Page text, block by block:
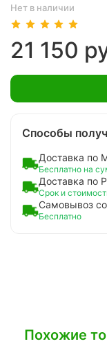
Нет в наличии
21 150
Способы
Доставка по
Бесплатно на
Доставка по
Срок и
Самовывоз
Бесплатно
Похожие